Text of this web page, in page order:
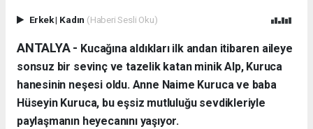
Erkek| Kadın (Haberi Sesli Oku)
ANTALYA - ​ Kucağına aldıkları ilk andan itibaren aileye
sonsuz bir sevinç ve tazelik katan minik Alp, Kuruca
hanesinin neşesi oldu. Anne Naime Kuruca ve baba
Hüseyin Kuruca, bu eşsiz mutluluğu sevdikleriyle
paylaşmanın heyecanını yaşıyor.